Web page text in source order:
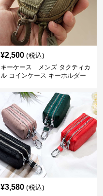
¥2,500 (税込)
キーケース メンズ タクティカ
ル コインケース キーホルダー
¥3,580 (税込)